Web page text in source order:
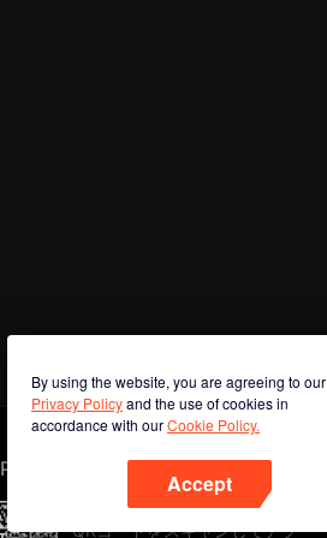
By using the website, you are agreeing to our
Privacy Policyand the use of cookies in
accordance with ourCookie Policy.
Accept
Phone
QRコードをスキャンしてアプ